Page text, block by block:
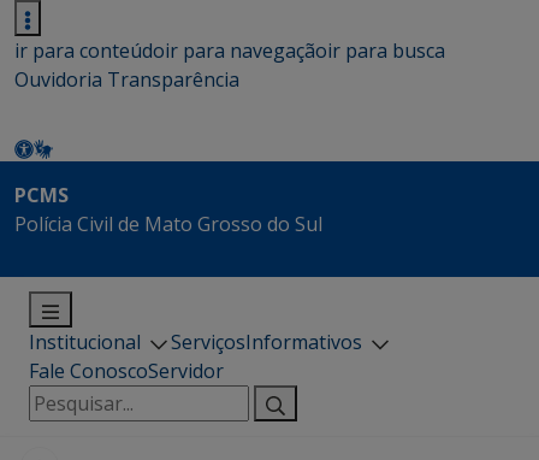
ir para conteúdoir para navegaçãoir para busca
Ouvidoria Transparência
PCMS
Polícia Civil de Mato Grosso do Sul
Institucional ServiçosInformativos
Fale ConoscoServidor
Pesquisar
por: